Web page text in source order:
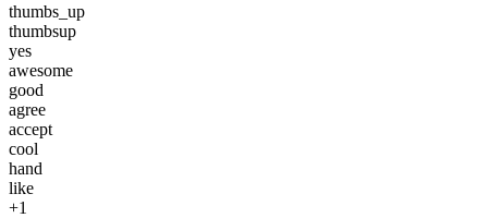
thumbs_up
thumbsup
yes
awesome
good
agree
accept
cool
hand
like
+1